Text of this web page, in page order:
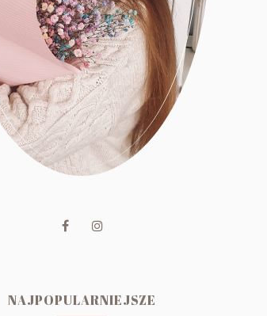
NAJPOPULARNIEJSZE